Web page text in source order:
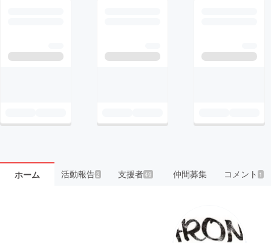
ホーム 活動報告2 支援者49 仲間募集 コメント 1